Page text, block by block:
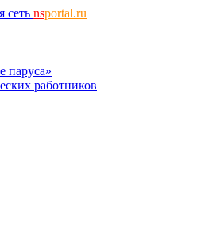
сеть nsportal.ru
паруса»
работников